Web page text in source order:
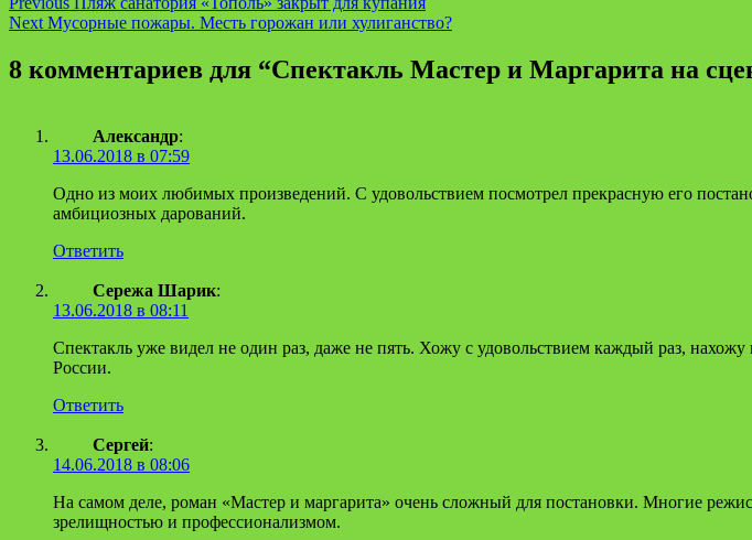
Continue
Reading
Next Мусорные пожары. Месть горожан или хулиганство?
8 комментариев для “Cпектакль Мастер и Маргарита на
Александр:
13.06.2018 в 07:59
Одно из моих любимых произведений. С удовольствием посмотрел прекрасную его
амбициозных дарований.
Ответить
Сережа Шарик:
13.06.2018 в 08:11
Спектакль уже видел не один раз, даже не пять. Хожу с удовольствием каждый раз,
России.
Ответить
Сергей:
14.06.2018 в 08:06
На самом деле, роман «Мастер и маргарита» очень сложный для постановки. Многие
зрелищностью и профессионализмом.